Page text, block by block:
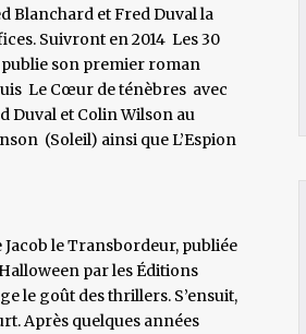
Blanchard et Fred Duval la
Suivront en 2014 Les 30
publie son premier roman
Le Cœur de ténèbres avec
Duval et Colin Wilson au
(Soleil) ainsi que L’Espion
le Transbordeur, publiée
par les Éditions
le goût des thrillers. S’ensuit,
Après quelques années